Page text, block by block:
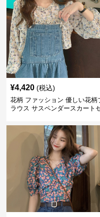
¥4,420 (税込)
花柄 ファッション 優しい花柄
ラウス サスペンダースカート